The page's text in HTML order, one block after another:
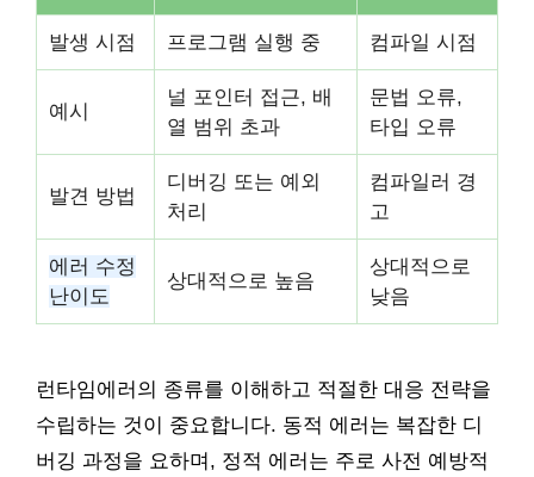
발생 시점 프로그램 실행 중 컴파일 시점
예시
널 포인터 접근, 배
열 범위 초과
문법 오류,
타입 오류
발견 방법
디버깅 또는 예외
처리
컴파일러 경
고
에러 수정
난이도
상대적으로 높음
상대적으로
낮음
런타임에러의 종류를 이해하고 적절한 대응 전략을
수립하는 것이 중요합니다. 동적 에러는 복잡한 디
버깅 과정을 요하며, 정적 에러는 주로 사전 예방적